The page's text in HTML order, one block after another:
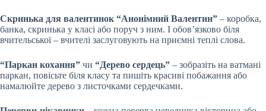
Скринька для валентинок “Анонімний Валентин” – коробка,
банка, скринька у класі або поруч з ним. І обов’язково біля
вчительської – вчителі заслуговують на приємні теплі слова.
“Паркан кохання” чи “Дерево сердець” – зобразіть на ватмані
паркан, повісьте біля класу та пишіть красиві побажання або
намалюйте дерево з листочками сердечками.